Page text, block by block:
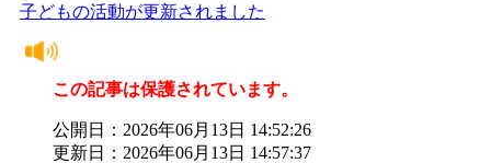
子どもの活動が更新されました
この記事は保護されています。
公開日：2026年06月13日 14:52:26
更新日：2026年06月13日 14:57:37